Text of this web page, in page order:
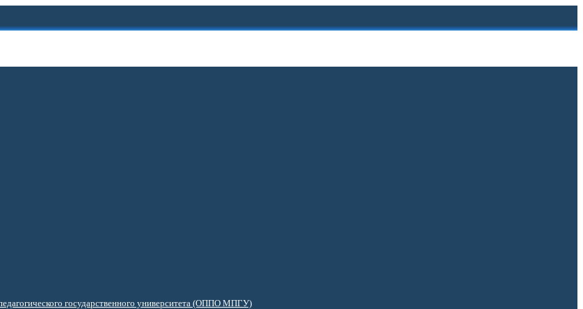
государственного университета (ОППО МПГУ)